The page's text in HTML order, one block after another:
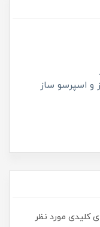
اسپرسو ساز
کلیدی مورد نظر